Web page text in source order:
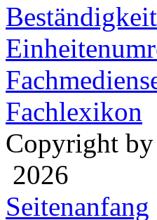
Fachlexikon
Copyright
2026
Seitenanfang